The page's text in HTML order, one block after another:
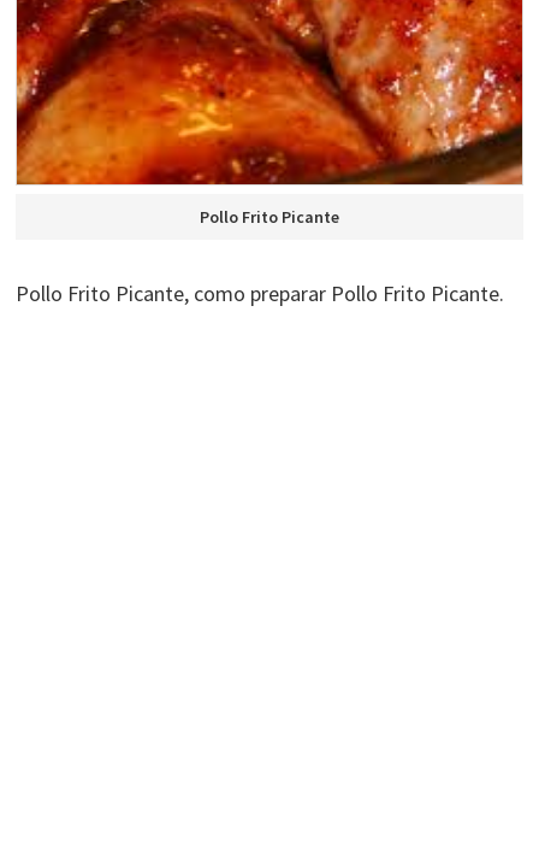
Pollo Frito Picante
Pollo Frito Picante, como preparar Pollo Frito Picante.